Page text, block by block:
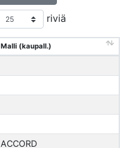
riviä
Malli (kaupall.)
ACCORD